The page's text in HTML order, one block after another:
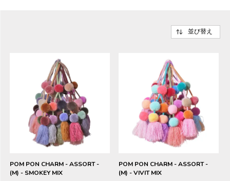
並び替え
POM PON CHARM - ASSORT -
(M) - SMOKEY MIX
POM PON CHARM - ASSORT -
(M) - VIVIT MIX